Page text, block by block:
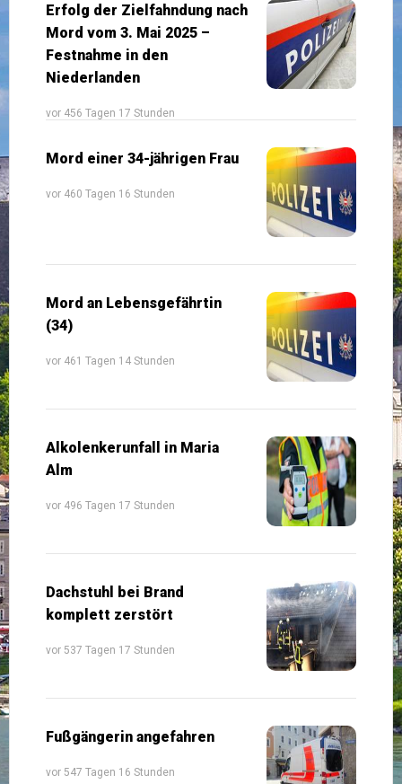
Erfolg der Zielfahndung nach
Mord vom 3. Mai 2025 –
Festnahme in den
Niederlanden
vor 456 Tagen 17 Stunden
Mord einer 34-jährigen Frau
vor 460 Tagen 16 Stunden
Mord an Lebensgefährtin
(34)
vor 461 Tagen 14 Stunden
Alkolenkerunfall in Maria
Alm
vor 496 Tagen 17 Stunden
Dachstuhl bei Brand
komplett zerstört
vor 537 Tagen 17 Stunden
Fußgängerin angefahren
vor 547 Tagen 16 Stunden